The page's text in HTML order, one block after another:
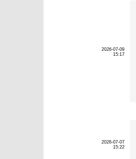
2026-07-09
15:17
2026-07-07
15:22